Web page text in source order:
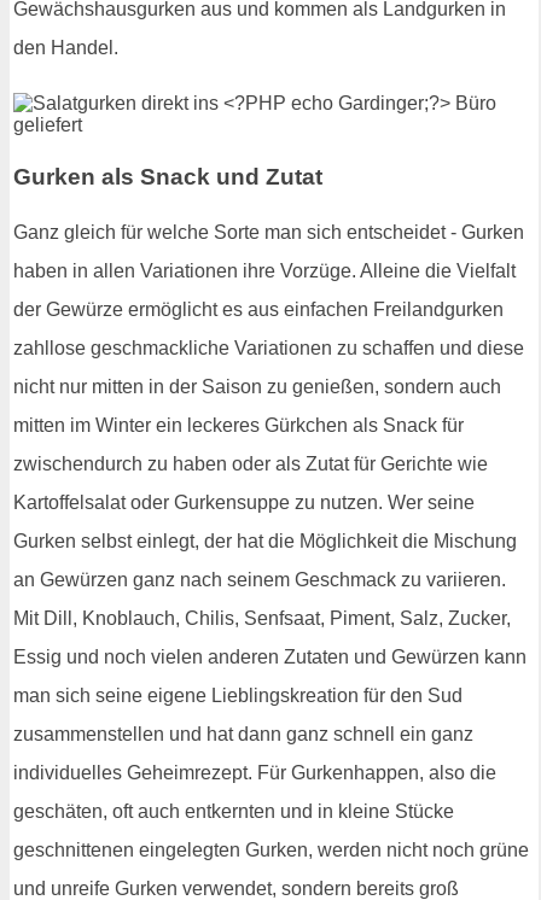
Gewächshausgurken aus und kommen als Landgurken in
den Handel.
Gurken als Snack und Zutat
Ganz gleich für welche Sorte man sich entscheidet - Gurken
haben in allen Variationen ihre Vorzüge. Alleine die Vielfalt
der Gewürze ermöglicht es aus einfachen Freilandgurken
zahllose geschmackliche Variationen zu schaffen und diese
nicht nur mitten in der Saison zu genießen, sondern auch
mitten im Winter ein leckeres Gürkchen als Snack für
zwischendurch zu haben oder als Zutat für Gerichte wie
Kartoffelsalat oder Gurkensuppe zu nutzen. Wer seine
Gurken selbst einlegt, der hat die Möglichkeit die Mischung
an Gewürzen ganz nach seinem Geschmack zu variieren.
Mit Dill, Knoblauch, Chilis, Senfsaat, Piment, Salz, Zucker,
Essig und noch vielen anderen Zutaten und Gewürzen kann
man sich seine eigene Lieblingskreation für den Sud
zusammenstellen und hat dann ganz schnell ein ganz
individuelles Geheimrezept. Für Gurkenhappen, also die
geschäten, oft auch entkernten und in kleine Stücke
geschnittenen eingelegten Gurken, werden nicht noch grüne
und unreife Gurken verwendet, sondern bereits groß